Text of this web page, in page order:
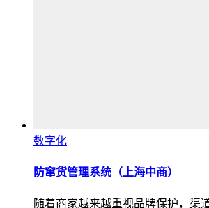
数字化
防窜货管理系统（上海中商）
随着商家越来越重视品牌保护，渠